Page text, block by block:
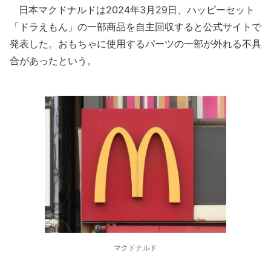
日本マクドナルドは2024年3月29日、ハッピーセット
「ドラえもん」の一部商品を自主回収すると公式サイトで
発表した。おもちゃに使用するパーツの一部が外れる不具
合があったという。
マクドナルド